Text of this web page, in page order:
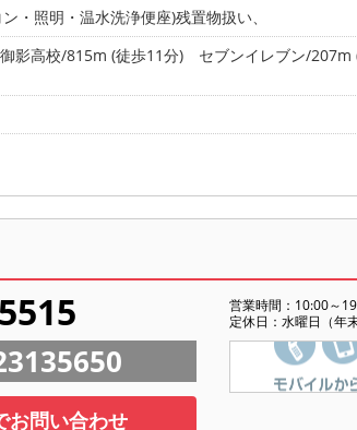
・照明・温水洗浄便座)残置物扱い、
御影高校/815m (徒歩11分) セブンイレブン/207m
営業時間：10:00～
定休日：水曜日（年
お問い合わせ